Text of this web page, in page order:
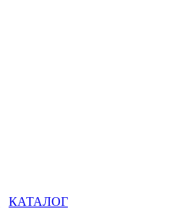
КАТАЛОГ